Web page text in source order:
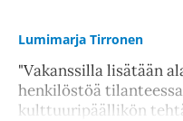
Lumimarja Tirronen
"Vakanssilla lisätään
henkilöstöä
kulttuuripäällikön